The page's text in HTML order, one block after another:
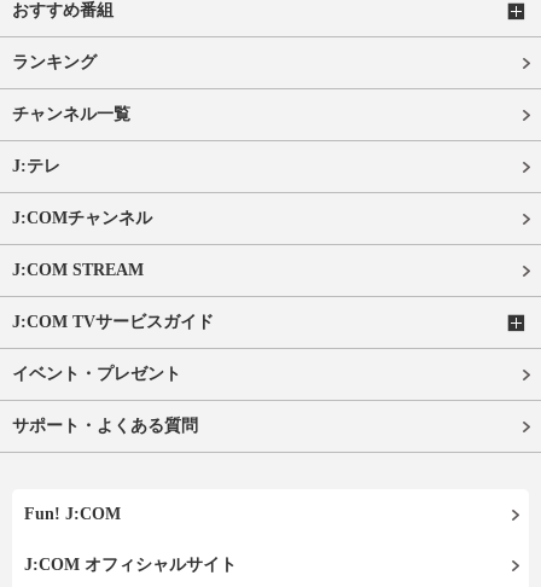
おすすめ番組
ランキング
チャンネル一覧
J:テレ
J:COMチャンネル
J:COM STREAM
J:COM TVサービスガイド
イベント・プレゼント
サポート・よくある質問
Fun! J:COM
J:COM オフィシャルサイト